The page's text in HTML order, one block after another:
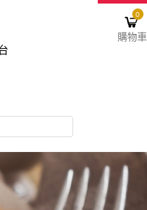
0
購物車